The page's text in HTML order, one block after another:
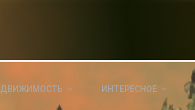
ИНТЕРЕСНОЕ